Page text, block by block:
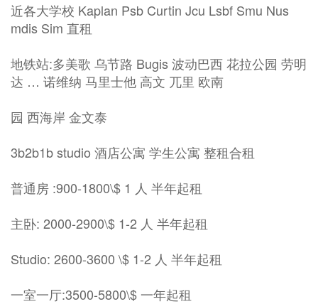
近各大学校 Kaplan Psb Curtin Jcu Lsbf Smu Nus
mdis Sim 直租
地铁站:多美歌 乌节路 Bugis 波动巴西 花拉公园 劳明
达 … 诺维纳 马里士他 高文 兀里 欧南
园 西海岸 金文泰
3b2b1b studio 酒店公寓 学生公寓 整租合租
普通房 :900-1800\$ 1 人 半年起租
主卧: 2000-2900\$ 1-2 人 半年起租
Studio: 2600-3600 \$ 1-2 人 半年起租
一室一厅:3500-5800\$ 一年起租